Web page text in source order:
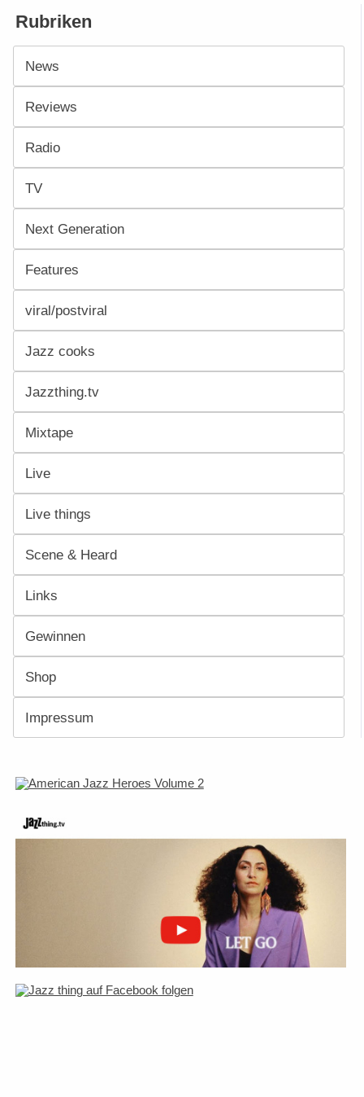
Rubriken
News
Reviews
Radio
TV
Next Generation
Features
viral/postviral
Jazz cooks
Jazzthing.tv
Mixtape
Live
Live things
Scene & Heard
Links
Gewinnen
Shop
Impressum